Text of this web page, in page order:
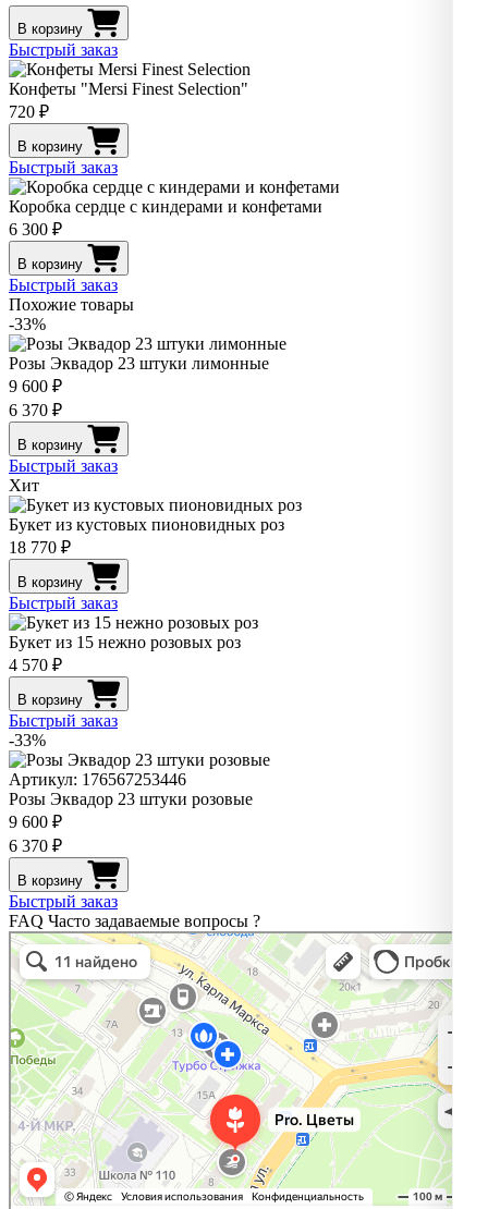
В корзину
Быстрый заказ
Конфеты "Mersi Finest Selection"
720 ₽
В корзину
Быстрый заказ
Коробка сердце с киндерами и конфетами
6 300 ₽
В корзину
Быстрый заказ
Похожие товары
-33%
Розы Эквадор 23 штуки лимонные
9 600 ₽
6 370 ₽
В корзину
Быстрый заказ
Хит
Букет из кустовых пионовидных роз
18 770 ₽
В корзину
Быстрый заказ
Букет из 15 нежно розовых роз
4 570 ₽
В корзину
Быстрый заказ
-33%
Артикул: 176567253446
Розы Эквадор 23 штуки розовые
9 600 ₽
6 370 ₽
В корзину
Быстрый заказ
FAQ Часто задаваемые вопросы ?
Pro. Цветы
Магазин цветов в Нижнем Новгороде
Доставка цветов и букетов в Нижнем Новгороде